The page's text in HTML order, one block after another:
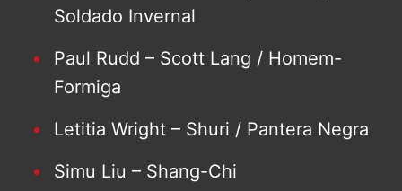
Soldado Invernal
Paul Rudd – Scott Lang / Homem-
Formiga
Letitia Wright – Shuri / Pantera Negra
Simu Liu – Shang-Chi